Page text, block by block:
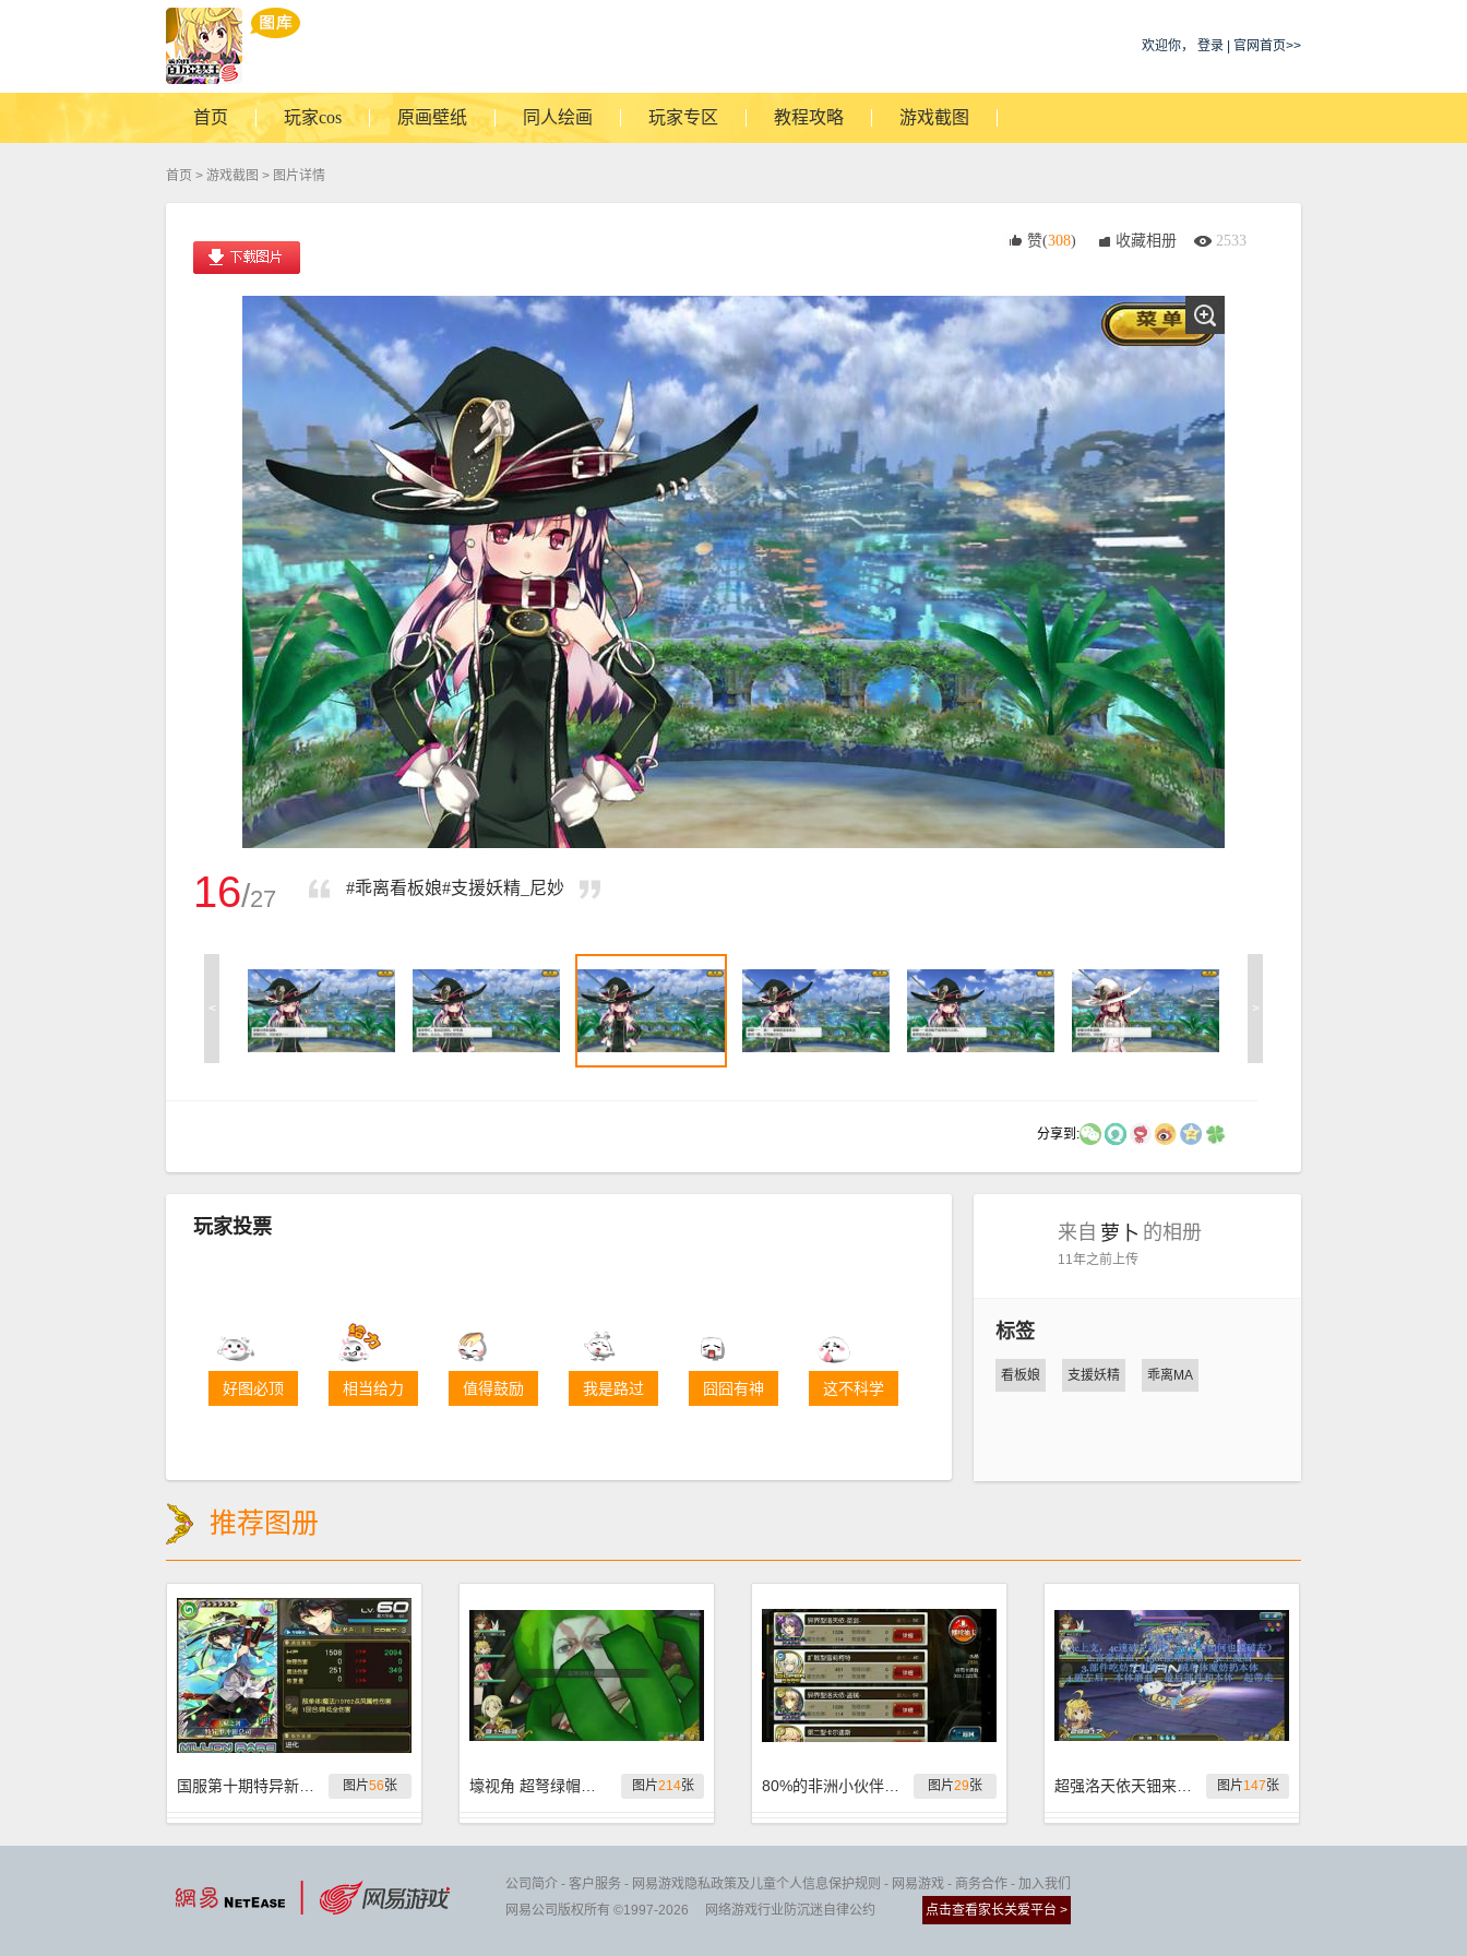
欢迎你， 登录 官网首页>>
首页 玩家cos 原画壁纸 同人绘画 玩家专区 教程攻略 游戏截图
首页 > 游戏截图 > 图片详情
赞(308) 收藏相册 2533
16/27 #乖离看板娘#支援妖精_尼妙
< >
分享到:
玩家投票
好图必顶 相当给力 值得鼓励 我是路过 囧囧有神 这不科学
来自 萝卜 的相册
11年之前上传
标签
看板娘 支援妖精 乖离MA
推荐图册
图片56张 图片214张 图片29张 图片147张
公司简介 - 客户服务 - 网易游戏隐私政策及儿童个人信息保护规则 - 网易游戏 - 商务合作 - 加入我们
网易公司版权所有 ©1997-2026
点击查看家长关爱平台 >
网络游戏行业防沉迷自律公约